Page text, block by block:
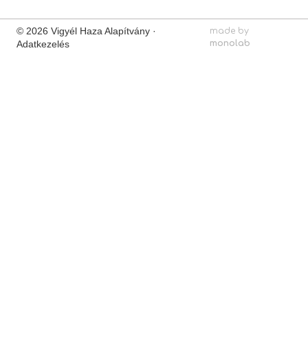
© 2026 Vigyél Haza Alapítvány ·
Adatkezelés
made by
monolab